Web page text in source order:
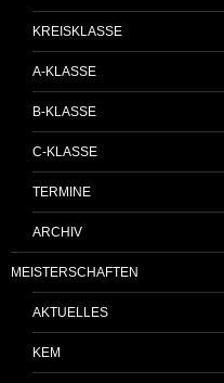
KREISKLASSE
A-KLASSE
B-KLASSE
C-KLASSE
TERMINE
ARCHIV
MEISTERSCHAFTEN
AKTUELLES
KEM